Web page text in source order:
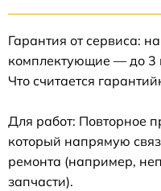
Гарантия от сервиса:
комплектующие — до 3
Что считается
Для работ: Повторное
который напрямую
ремонта (например,
запчасти).